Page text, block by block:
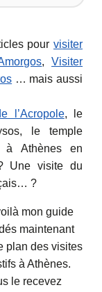
pour visiter
,Visiter
… mais aussi
l’Acropole, le
le temple
à Athènes en
Une visite du
?
mon guide
maintenant
plan des visites
à Athènes.
le recevez